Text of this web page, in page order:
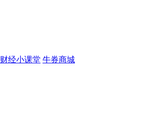
财经小课堂 牛券商城